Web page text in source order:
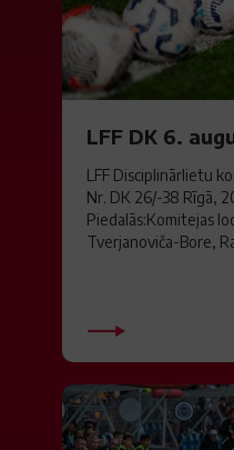
LFF DK 6.
LFF Disciplinārlietu
Nr. DK 26/-38 Rīgā,
Piedalās:Komitejas
Tverjanoviča-Bore,